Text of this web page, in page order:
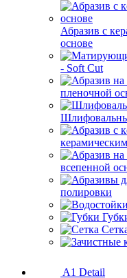
Абразив с
основе
- Soft Cut
пленочной
всепенной
полировки
A1 Detail